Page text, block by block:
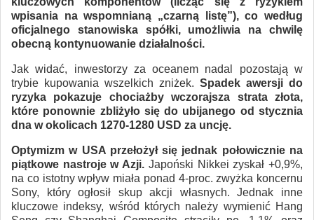
wpisania na wspomnianą „czarną listę”), co według
oficjalnego stanowiska spółki, umożliwia na chwilę
obecną kontynuowanie działalności.
Jak widać, inwestorzy za oceanem nadal pozostają w
trybie kupowania wszelkich zniżek. Spadek awersji do
ryzyka pokazuje chociażby wczorajsza strata złota,
które ponownie zbliżyło się do ubijanego od stycznia
dna w okolicach 1270-1280 USD za uncję.
Optymizm w USA przełożył się jednak połowicznie na
piątkowe nastroje w Azji. Japoński Nikkei zyskał +0,9%,
na co istotny wpływ miała ponad 4-proc. zwyżka koncernu
Sony, który ogłosił skup akcji własnych. Jednak inne
kluczowe indeksy, wśród których należy wymienić Hang